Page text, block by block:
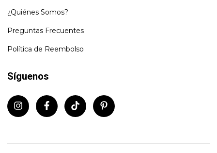
¿Quiénes Somos?
Preguntas Frecuentes
Política de Reembolso
Síguenos